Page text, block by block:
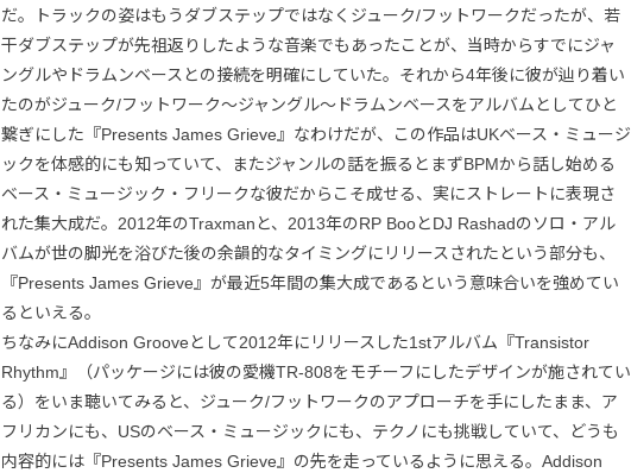
だ。トラックの姿はもうダブステップではなくジューク/フットワークだったが、若
干ダブステップが先祖返りしたような音楽でもあったことが、当時からすでにジャ
ングルやドラムンベースとの接続を明確にしていた。それから4年後に彼が辿り着い
たのがジューク/フットワーク〜ジャングル〜ドラムンベースをアルバムとしてひと
繋ぎにした『Presents James Grieve』なわけだが、この作品はUKベース・ミュージ
ックを体感的にも知っていて、またジャンルの話を振るとまずBPMから話し始める
ベース・ミュージック・フリークな彼だからこそ成せる、実にストレートに表現さ
れた集大成だ。2012年のTraxmanと、2013年のRP BooとDJ Rashadのソロ・アル
バムが世の脚光を浴びた後の余韻的なタイミングにリリースされたという部分も、
『Presents James Grieve』が最近5年間の集大成であるという意味合いを強めてい
るといえる。
ちなみにAddison Grooveとして2012年にリリースした1stアルバム『Transistor
Rhythm』（パッケージには彼の愛機TR-808をモチーフにしたデザインが施されてい
る）をいま聴いてみると、ジューク/フットワークのアプローチを手にしたまま、ア
フリカンにも、USのベース・ミュージックにも、テクノにも挑戦していて、どうも
内容的には『Presents James Grieve』の先を走っているように思える。Addison